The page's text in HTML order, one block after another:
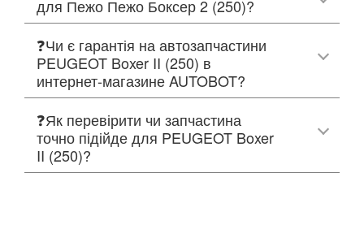
для Пежо Пежо Боксер 2 (250)?
❓Чи є гарантія на автозапчастини
PEUGEOT Boxer II (250) в
интернет-магазине AUTOBOT?
❓Як перевірити чи запчастина
точно підійде для PEUGEOT Boxer
II (250)?